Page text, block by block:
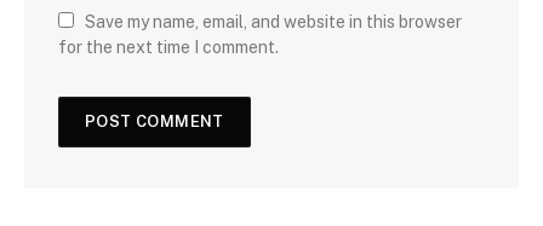
Save my name, email, and website in this browser
for the next time I comment.